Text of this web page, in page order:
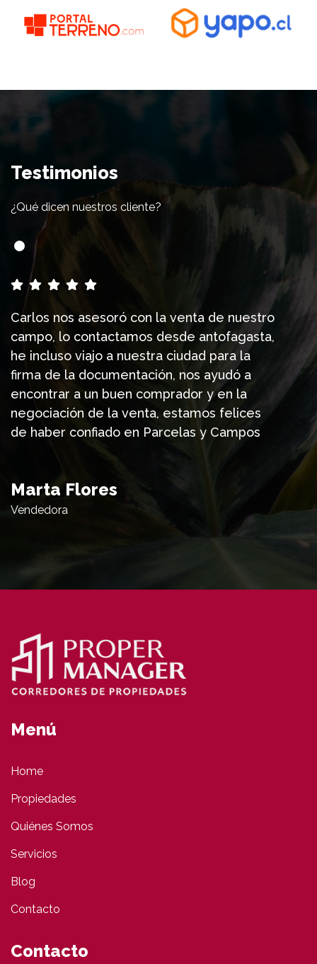
Testimonios
¿Qué dicen nuestros cliente?
Carlos nos asesoró con la venta de nuestro
campo, lo contactamos desde antofagasta,
he incluso viajo a nuestra ciudad para la
firma de la documentación, nos ayudó a
encontrar a un buen comprador y en la
negociación de la venta, estamos felices
de haber confiado en Parcelas y Campos
Marta Flores
Vendedora
Menú
Home
Propiedades
Quiénes Somos
Servicios
Blog
Contacto
Contacto